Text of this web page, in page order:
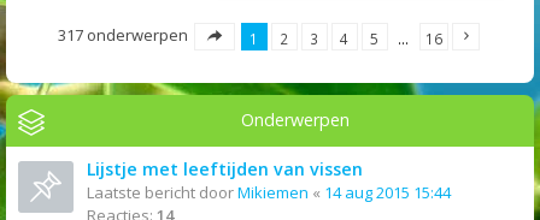
317 onderwerpen 1 2 3 4 5 … 16
Onderwerpen
Lijstje met leeftijden van vissen
Laatste bericht doorMikiemen « 14 aug 2015 15:44
Reacties: 14